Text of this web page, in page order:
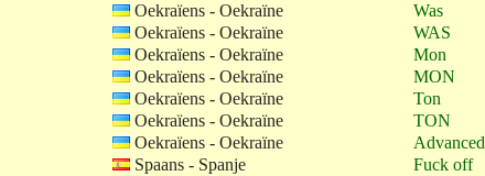
Oekraïens - Oekraïne Was
Oekraïens - Oekraïne WAS
Oekraïens - Oekraïne Mon
Oekraïens - Oekraïne MON
Oekraïens - Oekraïne Ton
Oekraïens - Oekraïne TON
Oekraïens - Oekraïne Advanced
Spaans - Spanje Fuck off